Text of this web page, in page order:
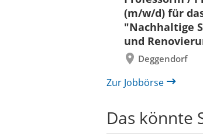
(m/w/d) für
"Nachhaltige
und
Deggendorf
zurück
Zur Jobbörse
Das könnte